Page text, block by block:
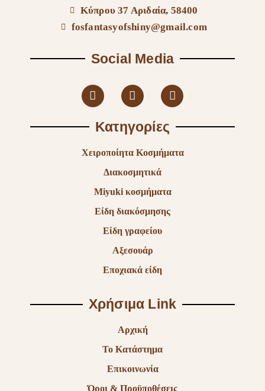
Κύπρου 37 Αριδαία, 58400
fosfantasyofshiny@gmail.com
Social Media
Κατηγορίες
Χειροποίητα Κοσμήματα
Διακοσμητικά
Miyuki κοσμήματα
Είδη διακόσμησης
Είδη γραφείου
Αξεσουάρ
Εποχιακά είδη
Χρήσιμα Link
Αρχική
Το Κατάστημα
Επικοινωνία
Όροι & Προϋποθέσεις